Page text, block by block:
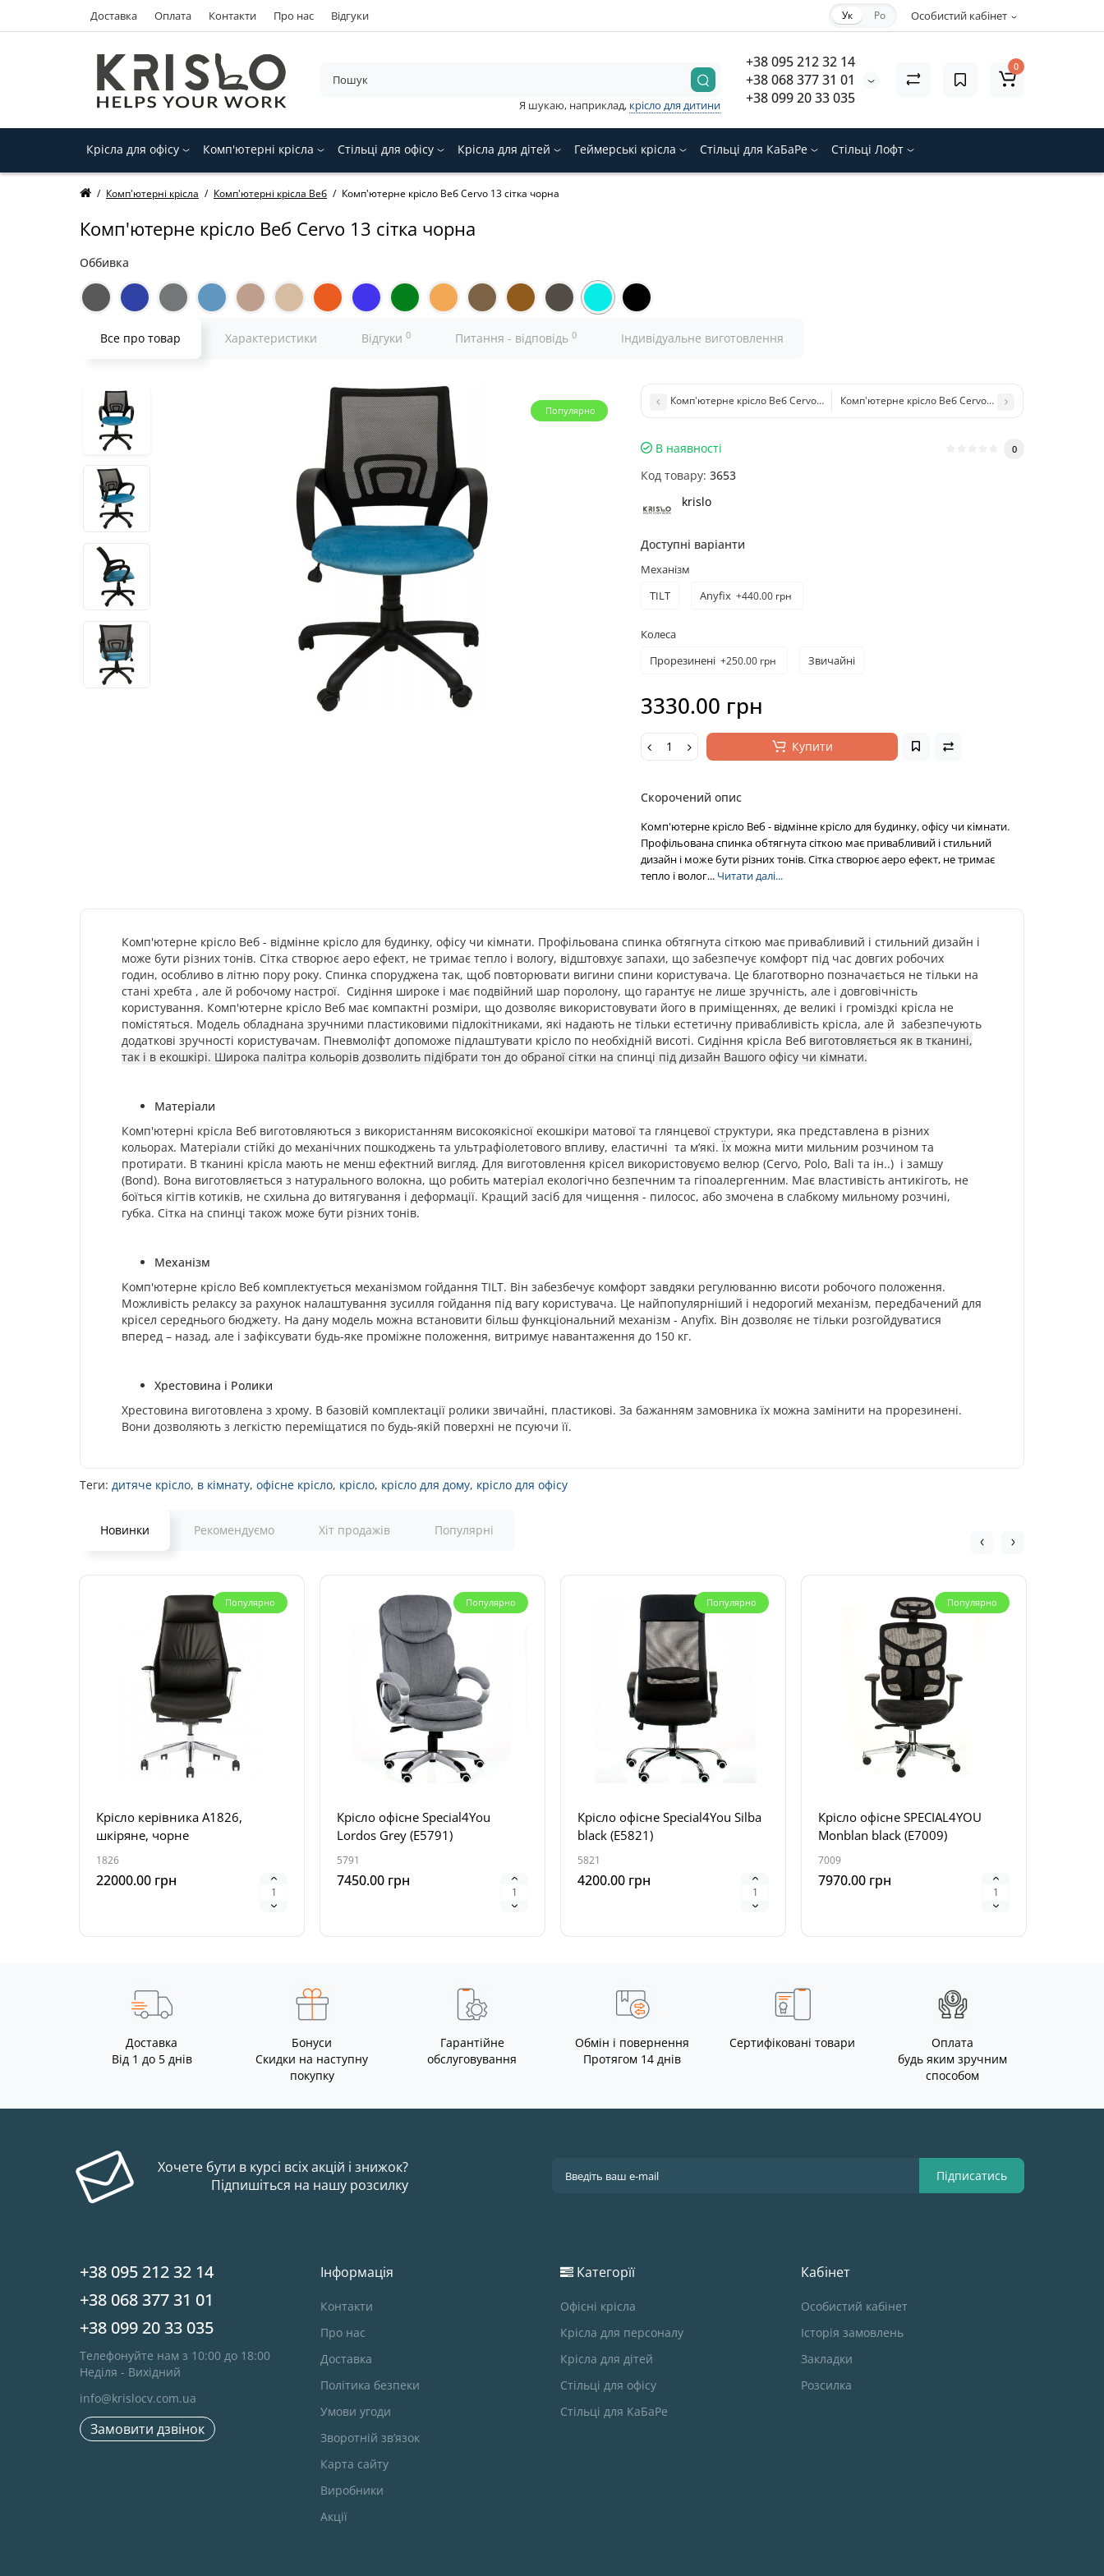
Доставка Оплата Контакти Про нас Відгуки Особистий кабінет
Ук Ро
+38 095 212 32 14
+38 068 377 31 01
+38 099 20 33 035
Я шукаю, наприклад, крісло для дитини
0
Крісла для офісу Комп'ютерні крісла Стільці для офісу Крісла для дітей Геймерські крісла Стільці для КаБаРе Стільці Лофт
Комп'ютерні крісла Комп'ютерні крісла Веб Комп'ютерне крісло Веб Cervo 13 сітка чорна
Комп'ютерне крісло Веб Cervo 13 сітка чорна
Оббивка
Все про товар Характеристики Відгуки 0 Питання - відповідь 0 Індивідуальне виготовлення
Популярно
Комп'ютерне крісло Веб Cervo 06 сітка сіраКомп'ютерне крісло Веб Cervo 37 сітка чорна
В наявності 0
Код товару: 3653
krislo
Доступні варіанти
Механізм
TILT
Anyfix +440.00 грн
Колеса
Прорезинені +250.00 грн Звичайні
3330.00 грн
Купити
Скорочений опис
Комп'ютерне крісло Веб - відмінне крісло для будинку, офісу чи кімнати.
Профільована спинка обтягнута сіткою має привабливий і стильний
дизайн і може бути різних тонів. Сітка створює аеро ефект, не тримає
тепло і волог... Читати далі...
Комп'ютерне крісло Веб - відмінне крісло для будинку, офісу чи кімнати. Профільована спинка обтягнута сіткою має привабливий і стильний дизайн і
може бути різних тонів. Сітка створює аеро ефект, не тримає тепло і вологу, відштовхує запахи, що забезпечує комфорт під час довгих робочих
годин, особливо в літню пору року. Спинка споруджена так, щоб повторювати вигини спини користувача. Це благотворно позначається не тільки на
стані хребта , але й робочому настрої. Сидіння широке і має подвійний шар поролону, що гарантує не лише зручність, але і довговічність
користування. Комп'ютерне крісло Веб має компактні розміри, що дозволяє використовувати його в приміщеннях, де великі і громіздкі крісла не
помістяться. Модель обладнана зручними пластиковими підлокітниками, які надають не тільки естетичну привабливість крісла, але й забезпечують
додаткові зручності користувачам. Пневмоліфт допоможе підлаштувати крісло по необхідній висоті. Сидіння крісла Веб виготовляється як в тканині,
так і в екошкірі. Широка палітра кольорів дозволить підібрати тон до обраної сітки на спинці під дизайн Вашого офісу чи кімнати.
Матеріали
Комп'ютерні крісла Веб виготовляються з використанням високоякісної екошкіри матової та глянцевої структури, яка представлена в різних
кольорах. Матеріали стійкі до механічних пошкоджень та ультрафіолетового впливу, еластичні та м’які. Їх можна мити мильним розчином та
протирати. В тканині крісла мають не менш ефектний вигляд. Для виготовлення крісел використовуємо велюр (Cervo, Polo, Bali та ін..) і замшу
(Bond). Вона виготовляється з натурального волокна, що робить матеріал екологічно безпечним та гіпоалергенним. Має властивість антикіготь, не
боїться кігтів котиків, не схильна до витягування і деформації. Кращий засіб для чищення - пилосос, або змочена в слабкому мильному розчині,
губка. Сітка на спинці також може бути різних тонів.
Механізм
Комп'ютерне крісло Веб комплектується механізмом гойдання TILT. Він забезбечує комфорт завдяки регулюванню висоти робочого положення.
Можливість релаксу за рахунок налаштування зусилля гойдання під вагу користувача. Це найпопулярніший і недорогий механізм, передбачений для
крісел середнього бюджету. На дану модель можна встановити більш функціональний механізм - Anyfix. Він дозволяє не тільки розгойдуватися
вперед – назад, але і зафіксувати будь-яке проміжне положення, витримує навантаження до 150 кг.
Хрестовина і Ролики
Хрестовина виготовлена з хрому. В базовій комплектації ролики звичайні, пластикові. За бажанням замовника їх можна замінити на прорезинені.
Вони дозволяють з легкістю переміщатися по будь-якій поверхні не псуючи її.
Теги: дитяче крісло, в кімнату, офісне крісло, крісло, крісло для дому, крісло для офісу
Новинки Рекомендуємо Хіт продажів Популярні
Популярно
Крісло керівника A1826,
шкіряне, чорне
1826
22000.00 грн
Популярно
Крісло офісне Special4You
Lordos Grey (E5791)
5791
7450.00 грн
Популярно
Крісло офісне Special4You Silba
black (E5821)
5821
4200.00 грн
Популярно
Крісло офісне SPECIAL4YOU
Monblan black (E7009)
7009
7970.00 грн
Доставка
Від 1 до 5 днів
Бонуси
Скидки на наступну
покупку
Гарантійне
обслуговування
Обмін і повернення
Протягом 14 днів
Сертифіковані товари
Оплата
будь яким зручним
способом
Хочете бути в курсі всіх акцій і знижок?
Підпишіться на нашу розсилку
Підписатись
+38 095 212 32 14
+38 068 377 31 01
+38 099 20 33 035
Телефонуйте нам з 10:00 до 18:00
Неділя - Вихідний
info@krislocv.com.ua
Замовити дзвінок
Інформація
Контакти
Про нас
Доставка
Політика безпеки
Умови угоди
Зворотній зв’язок
Карта сайту
Виробники
Акції
Категорїї
Офісні крісла
Крісла для персоналу
Крісла для дітей
Стільці для офісу
Стільці для КаБаРе
Кабінет
Особистий кабінет
Історія замовлень
Закладки
Розсилка